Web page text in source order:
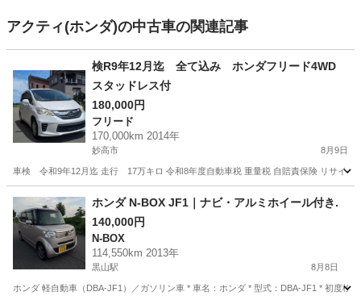
アクティ(ホンダ)の中古車の関連記事
検R9年12月迄 全て込み ホンダフリード4WD
スタッドレス付
180,000円
フリード
170,000km 2014年
妙高市 8月9日
車検 令和9年12月迄 走行 17万キロ 令和8年度自動車税 重量税 自賠責保険 リサイク
新潟 妙高市 フリード
ホンダ N-BOX JF1｜ナビ・アルミホイール付き.
140,000円
N-BOX
114,550km 2013年
黒山駅 8月8日
ホンダ 軽自動車（DBA-JF1）／ガソリン車 * 車名：ホンダ * 型式：DBA-JF1 * 初度検